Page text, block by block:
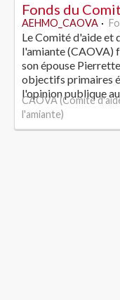
AEHMO_CAOVA
Le Comité d'aide et
l'amiante (CAOVA)
son épouse
objectifs primaires
l'opinion publique
CAOVA (Comité
l'amiante)